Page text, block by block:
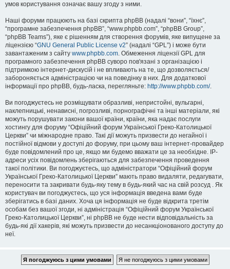
умов користування означає вашу згоду з ними.
Наші форуми працюють на базі скрипта phpBB (надалі “вони”, “їхнє”,
“програмне забезпечення phpBB”, “www.phpbb.com”, “phpBB Group”,
“phpBB Teams”), яке є рішенням для створення форумів, яке випущене за
ліцензією “GNU General Public License v2” (надалі “GPL”) і може бути
завантаженим з сайту www.phpbb.com. Обмеження ліцензії GPL для
програмного забезпечення phpBB суворо пов'язані з організацією і
підтримкою інтернет-дискусій і не впливають на те, що дозволяється/
забороняється адміністрацією чи на поведінку в них. Для додаткової
інформації про phpBB, будь-ласка, перегляньте: http://www.phpbb.com/.
Ви погоджуєтесь не розміщувати образливі, непристойні, вульгарні,
наклепницькі, ненависні, погрозливі, порнографічні та інші матеріали, які
можуть порушувати закони вашої країни, країни, яка надає послуги
хостингу для форуму “Офіційний форум Української Греко-Католицької
Церкви” чи міжнародне право. Такі дії можуть призвести до негайної і
постійної відмови у доступі до форуму, при цьому ваш інтернет-провайдер
буде повідомлений про це, якщо ми будемо вважати це за необхідне. IP-
адреси усіх повідомлень зберігаються для забезпечення проведення
такої політики. Ви погоджуєтесь, що адміністратори “Офіційний форум
Української Греко-Католицької Церкви” мають право видаляти, редагувати,
переносити та закривати будь-яку тему в будь-який час на свій розсуд . Як
користувач ви погоджуєтесь, що уся інформація введена вами буде
зберігатись в базі даних. Хоча ця інформація не буде відкрита третім
особам без вашої згоди, ні адміністрація “Офіційний форум Української
Греко-Католицької Церкви”, ні phpBB не буде нести відповідальність за
будь-які дії хакерів, які можуть призвести до несанкціонованого доступу до
неї.